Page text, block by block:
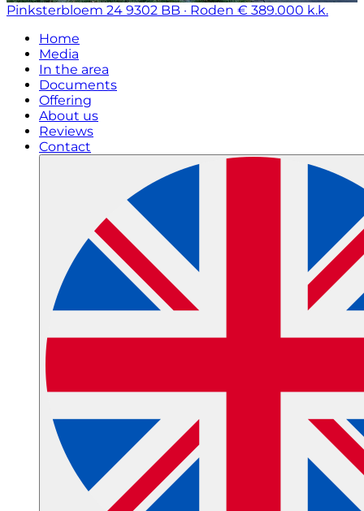
Pinksterbloem 24 9302 BB · Roden € 389.000 k.k.
Home
Media
In the area
Documents
Offering
About us
Reviews
Contact